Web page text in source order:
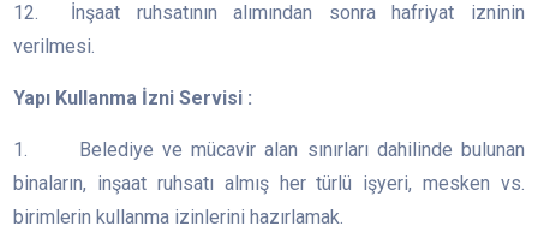
12. İnşaat ruhsatının alımından sonra hafriyat izninin
verilmesi.
Yapı Kullanma İzni Servisi :
1. Belediye ve mücavir alan sınırları dahilinde bulunan
binaların, inşaat ruhsatı almış her türlü işyeri, mesken vs.
birimlerin kullanma izinlerini hazırlamak.